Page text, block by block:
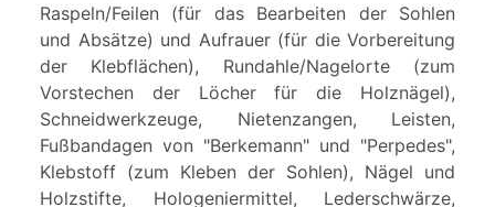
Raspeln/Feilen (für das Bearbeiten der Sohlen
und Absätze) und Aufrauer (für die Vorbereitung
der Klebflächen), Rundahle/Nagelorte (zum
Vorstechen der Löcher für die Holznägel),
Schneidwerkzeuge, Nietenzangen, Leisten,
Fußbandagen von "Berkemann" und "Perpedes",
Klebstoff (zum Kleben der Sohlen), Nägel und
Holzstifte, Hologeniermittel, Lederschwärze,